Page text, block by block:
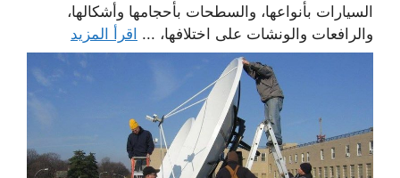
السيارات بأنواعها، والسطحات بأحجامها وأشكالها،
والرافعات والونشات على اختلافها، ... اقرأ المزيد